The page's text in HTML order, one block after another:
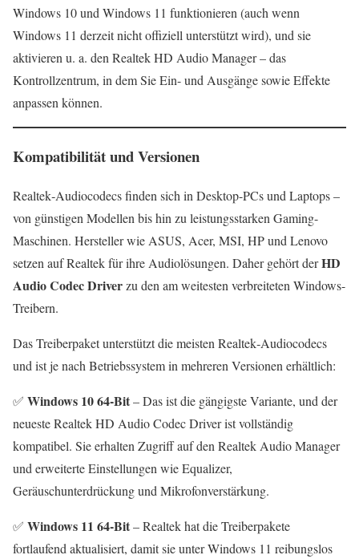
Windows 10 und Windows 11 funktionieren (auch wenn
Windows 11 derzeit nicht offiziell unterstützt wird), und sie
aktivieren u. a. den Realtek HD Audio Manager – das
Kontrollzentrum, in dem Sie Ein- und Ausgänge sowie Effekte
anpassen können.
Kompatibilität und Versionen
Realtek‑Audiocodecs finden sich in Desktop-PCs und Laptops –
von günstigen Modellen bis hin zu leistungsstarken Gaming-
Maschinen. Hersteller wie ASUS, Acer, MSI, HP und Lenovo
setzen auf Realtek für ihre Audiolösungen. Daher gehört derHD
Audio Codec Driverzu den am weitesten verbreiteten Windows-
Treibern.
Das Treiberpaket unterstützt die meisten Realtek‑Audiocodecs
und ist je nach Betriebssystem in mehreren Versionen erhältlich:
✅ Windows 10 64‑Bit– Das ist die gängigste Variante, und der
neueste Realtek HD Audio Codec Driver ist vollständig
kompatibel. Sie erhalten Zugriff auf den Realtek Audio Manager
und erweiterte Einstellungen wie Equalizer,
Geräuschunterdrückung und Mikrofonverstärkung.
✅ Windows 11 64‑Bit– Realtek hat die Treiberpakete
fortlaufend aktualisiert, damit sie unter Windows 11 reibungslos